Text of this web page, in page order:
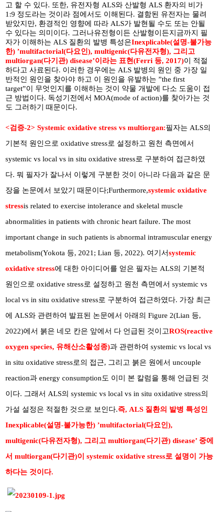
고 할 수 있다. 또한, 유전자형 ALS와 산발형 ALS 환자의 비가
1:9 정도라는 것이라 점에서도 이해된다. 결함된 유전자는 물려
받았지만, 환경적인 영향에 따라 ALS가 발현될 수도 또는 안될
수 있다는 의미이다. 그러나유전형이든 산발형이든지금까지 필
자가 이해하는 ALS 질환의 발병 특성은Inexplicable(설명-불가능
한) ’multifactorial(다요인), multigenic(다유전자형), 그리고
multiorgan(다기관) disease’이라는 표현(Ferri 등, 2017)이 적절
하다고 사료된다. 이러한 경우에는 ALS 발병의 원인 중 가장 일
반적인 원인을 찾아야 하고 이 원인을 유발하는 ”the first
target”이 무엇인지를 이해하는 것이 약물 개발에 다소 도움이 접
근 방법이다. 독성기전에서 MOA(mode of action)를 찾아가는 것
도 그러하기 때문이다.
<검증-2> Systemic oxidative stress vs multiorgan:필자는 ALS의
기본적 원인으로 oxidative stress로 설정하고 원천 측면에서
systemic vs local vs in situ oxidative stress로 구분하여 접근하였
다. 뭐 필자가 잘나서 이렇게 구분한 것이 아니라 다음과 같은 문
장을 논문에서 보았기 때문이다;Furthermore,systemic oxidative
stressis related to exercise intolerance and skeletal muscle
abnormalities in patients with chronic heart failure. The most
important change in such patients is abnormal intramuscular energy
metabolism(Yokota 등, 2021; Lian 등, 2022). 여기서systemic
oxidative stress에 대한 아이디어를 얻은 필자는 ALS의 기본적
원인으로 oxidative stress로 설정하고 원천 측면에서 systemic vs
local vs in situ oxidative stress로 구분하여 접근하였다. 가장 최근
에 ALS와 관련하여 발표된 논문에서 아래의 Figure 2(Lian 등,
2022)에서 붉은 네모 칸은 앞에서 다 언급된 것이고ROS(reactive
oxygen species, 유해산소활성종)과 관련하여 systemic vs local vs
in situ oxidative stress로의 접근, 그리고 붉은 원에서 uncouple
reaction과 energy consumption도 이미 본 칼럼을 통해 언급된 것
이다. 그래서 ALS의 systemic vs local vs in situ oxidative stress의
가설 설정은 적절한 것으로 보인다.즉, ALS 질환의 발병 특성인
Inexplicable(설명-불가능한) ’multifactorial(다요인),
multigenic(다유전자형), 그리고 multiorgan(다기관) disease’ 중에
서 multiorgan(다기관)이 systemic oxidative stress로 설명이 가능
하다는 것이다.